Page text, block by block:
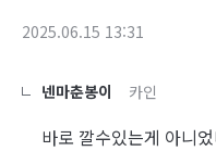
2025.06.15 13:31
넨마춘봉이 카인
바로 깔수있는게 아니